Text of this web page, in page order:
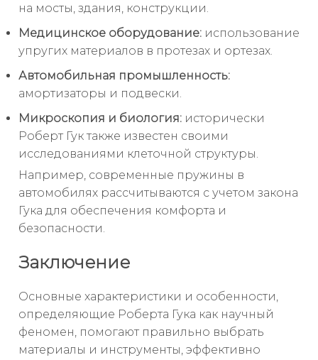
на мосты, здания, конструкции.
Медицинское оборудование: использование
упругих материалов в протезах и ортезах.
Автомобильная промышленность:
амортизаторы и подвески.
Микроскопия и биология: исторически
Роберт Гук также известен своими
исследованиями клеточной структуры.
Например, современные пружины в
автомобилях рассчитываются с учетом закона
Гука для обеспечения комфорта и
безопасности.
Заключение
Основные характеристики и особенности,
определяющие Роберта Гука как научный
феномен, помогают правильно выбрать
материалы и инструменты, эффективно